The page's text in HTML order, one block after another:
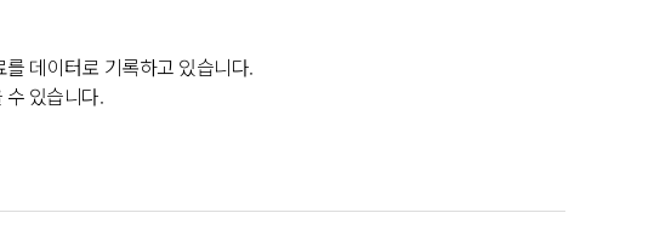
데이터로 기록하고 있습니다.
있습니다.